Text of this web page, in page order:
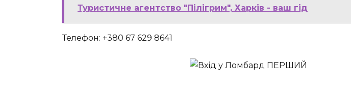
Туристичне агентство "Пілігрим", Харків - ваш гід
Телефон: +380 67 629 8641